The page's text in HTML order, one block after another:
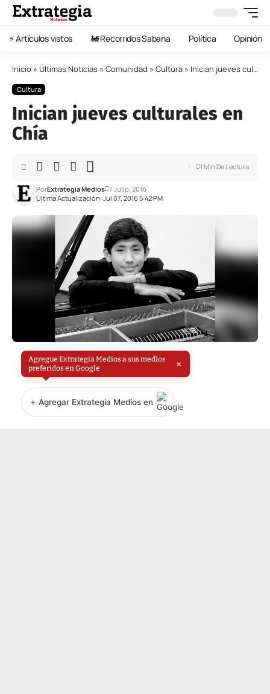
⚡️ Artículos vistos 🚂 Recorridos Sabana Política Opinión
Inicio » Últimas Noticias » Comunidad » Cultura » Inician jueves culturales en Chía
Cultura
Inician jueves culturales en
Chía
Última Actualización: Jul 07, 2016 5:42 PM
PorExtrategia Medios 7 Julio, 2016
1 Min De Lectura
Agregue Extrategia Medios a sus medios
preferidos en Google
×
+ Agregar Extrategia Medios en